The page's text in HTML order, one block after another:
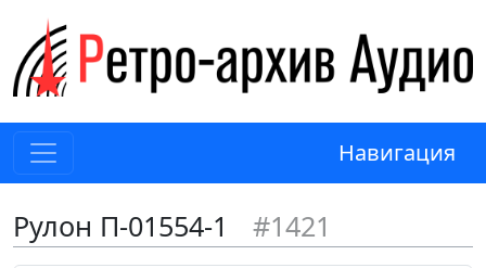
Навигация
Рулон П-01554-1 #1421